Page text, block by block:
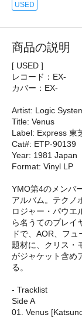
USED
商品の説明
[ USED ]
レコード：EX-
カバー：EX-
Artist: Logic
Title: Venus
Label: Express 東
Cat#: ETP-90139
Year: 1981 Japan
Format: Vinyl LP
YMO第4のメンバ
アルバム。テクノ
ロジャー・パウエ
ら名うてのプレイ
ドで、AOR、フ
題材に、クリス・
がジャケット含め
る。
- Tracklist
Side A
01. Venus